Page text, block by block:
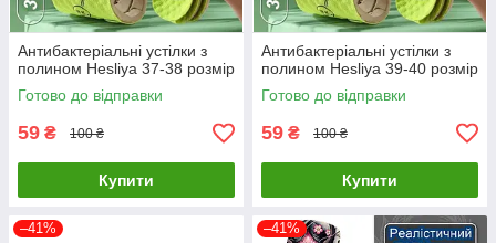
Антибактеріальні устілки з
полином Hesliya 37-38 розмір
Готово до відправки
59 ₴ 100 ₴
Купити
Антибактеріальні устілки з
полином Hesliya 39-40 розмір
Готово до відправки
59 ₴ 100 ₴
Купити
–41% –41%